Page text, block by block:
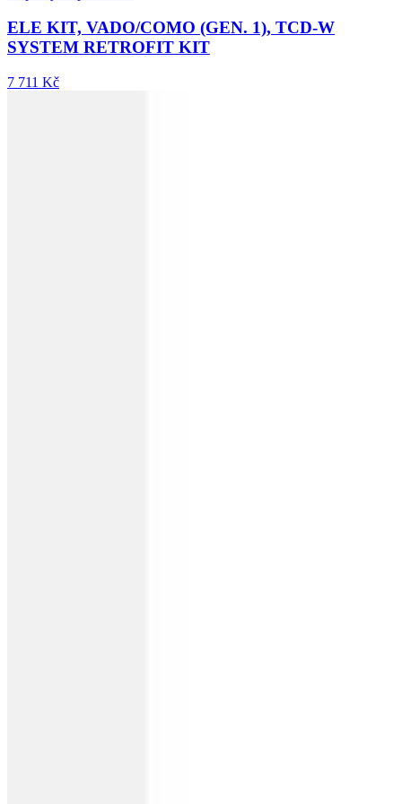
ELE KIT, VADO/COMO (GEN. 1), TCD-W
SYSTEM RETROFIT KIT
7 711 Kč